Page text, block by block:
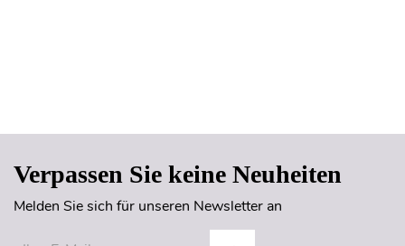
Verpassen Sie keine Neuheiten
Melden Sie sich für unseren Newsletter an